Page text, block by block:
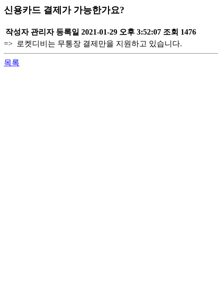
신용카드 결제가 가능한가요?
작성자 관리자 등록일 2021-01-29 오후 3:52:07 조회 1476
=> 로켓디비는 무통장 결제만을 지원하고 있습니다.
목록